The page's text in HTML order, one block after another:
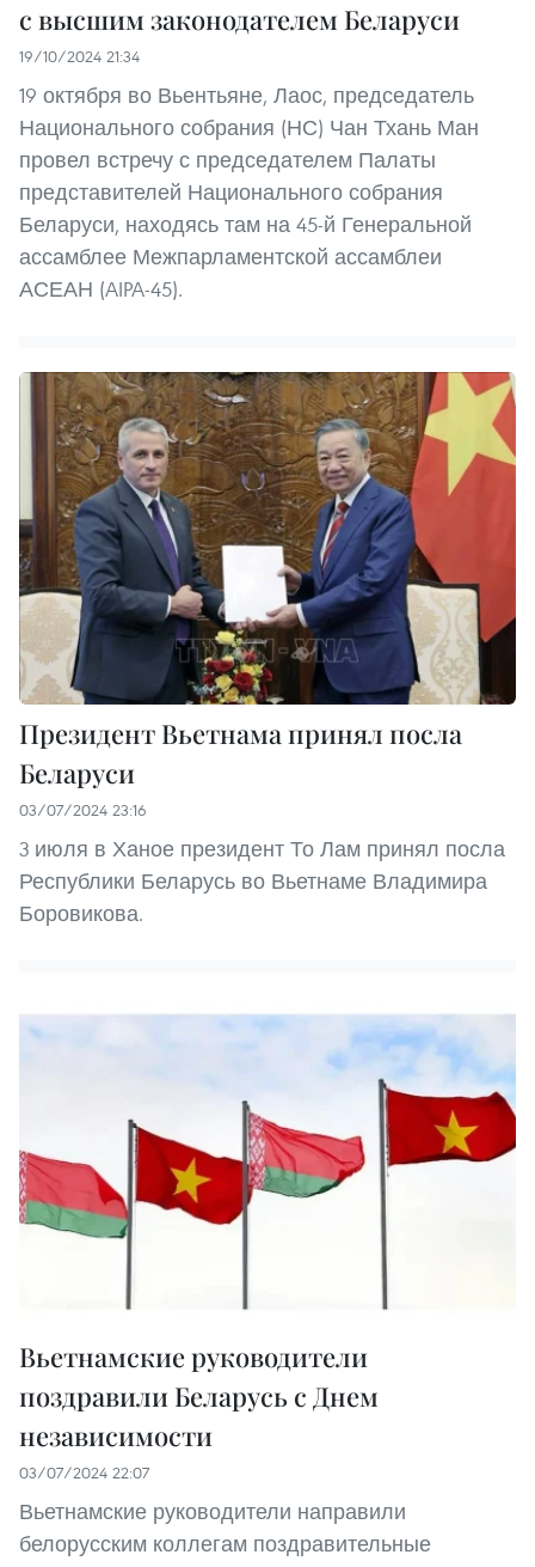
с высшим законодателем Беларуси
19/10/2024 21:34
19 октября во Вьентьяне, Лаос, председатель
Национального собрания (НС) Чан Тхань Ман
провел встречу с председателем Палаты
представителей Национального собрания
Беларуси, находясь там на 45-й Генеральной
ассамблее Межпарламентской ассамблеи
АСЕАН (AIPA-45).
Президент Вьетнама принял посла
Беларуси
03/07/2024 23:16
3 июля в Ханое президент То Лам принял посла
Республики Беларусь во Вьетнаме Владимира
Боровикова.
Вьетнамские руководители
поздравили Беларусь с Днем
независимости
03/07/2024 22:07
Вьетнамские руководители направили
белорусским коллегам поздравительные